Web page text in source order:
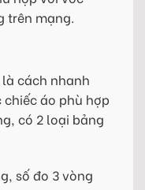
trên mạng.
cách nhanh
áo phù hợp
có 2 loại bảng
số đo 3 vòng